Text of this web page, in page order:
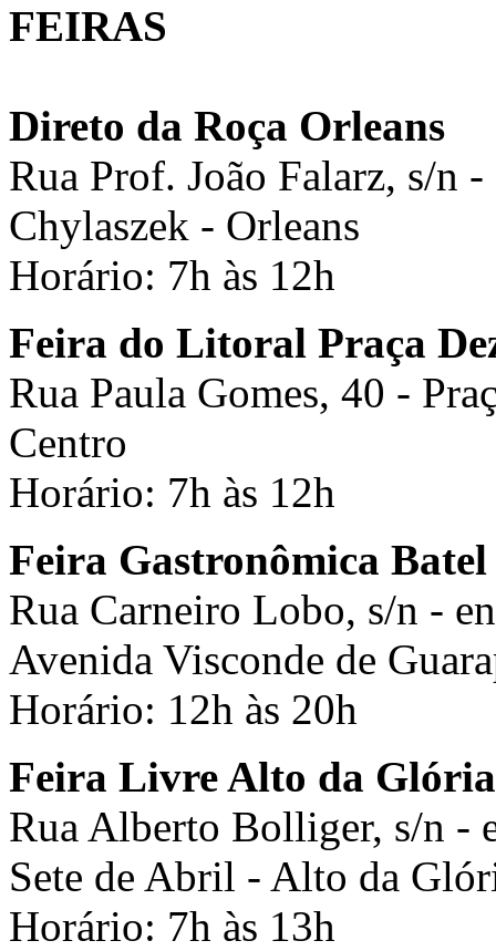
FEIRAS
Direto da Roça Orleans
Rua Prof. João Falarz, s/n
Chylaszek - Orleans
Horário: 7h às 12h
Feira do Litoral Praça
Rua Paula Gomes, 40 -
Centro
Horário: 7h às 12h
Feira Gastronômica Batel
Rua Carneiro Lobo, s/n -
Avenida Visconde de
Horário: 12h às 20h
Feira Livre Alto da Glória
Rua Alberto Bolliger, s/n -
Sete de Abril - Alto da
Horário: 7h às 13h